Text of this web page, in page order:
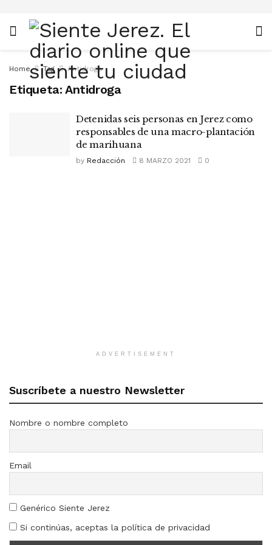
Home Tag Antidroga
Etiqueta: Antidroga
Detenidas seis personas en Jerez como
responsables de una macro-plantación
de marihuana
by Redacción 8 MARZO 2021 0
ADVERTISEMENT
Suscríbete a nuestro Newsletter
Nombre o nombre completo
Email
Genérico Siente Jerez
Si continúas, aceptas la política de privacidad